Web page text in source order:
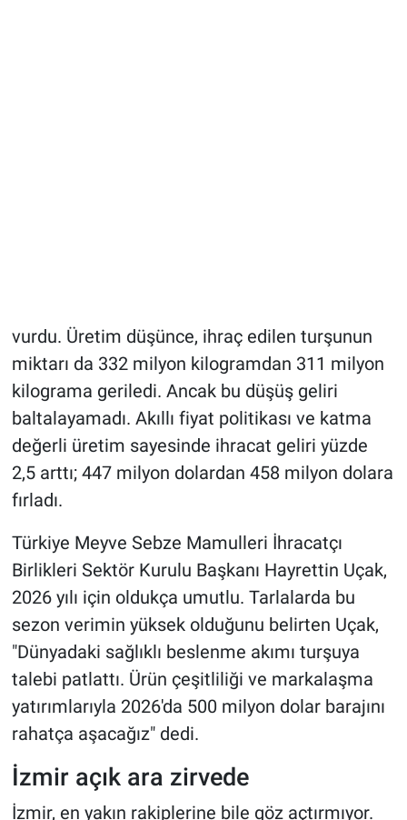
vurdu. Üretim düşünce, ihraç edilen turşunun
miktarı da 332 milyon kilogramdan 311 milyon
kilograma geriledi. Ancak bu düşüş geliri
baltalayamadı. Akıllı fiyat politikası ve katma
değerli üretim sayesinde ihracat geliri yüzde
2,5 arttı; 447 milyon dolardan 458 milyon dolara
fırladı.
Türkiye Meyve Sebze Mamulleri İhracatçı
Birlikleri Sektör Kurulu Başkanı Hayrettin Uçak,
2026 yılı için oldukça umutlu. Tarlalarda bu
sezon verimin yüksek olduğunu belirten Uçak,
"Dünyadaki sağlıklı beslenme akımı turşuya
talebi patlattı. Ürün çeşitliliği ve markalaşma
yatırımlarıyla 2026'da 500 milyon dolar barajını
rahatça aşacağız" dedi.
İzmir açık ara zirvede
İzmir, en yakın rakiplerine bile göz açtırmıyor.